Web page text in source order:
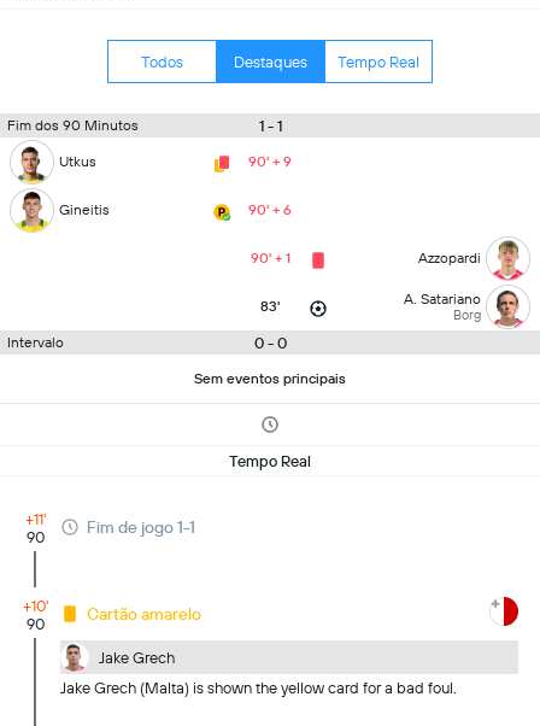
Todos Destaques Tempo Real
Fim dos 90 Minutos 1 - 1
Utkus 90' + 9
Gineitis 90' + 6
90' + 1 Azzopardi
83' A. Satariano
Borg
Intervalo 0 - 0
Sem eventos principais
Tempo Real
+11'
90
Fim de jogo 1-1
+10'
90
Cartão amarelo
Jake Grech
Jake Grech (Malta) is shown the yellow card for a bad foul.